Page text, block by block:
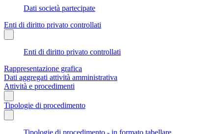
Dati società partecipate
Enti di diritto privato controllati
Enti di diritto privato controllati
Rappresentazione grafica
Dati aggregati attività amministrativa
Attività e procedimenti
Tipologie di procedimento
Tipologie di procedimento - in formato tabellare